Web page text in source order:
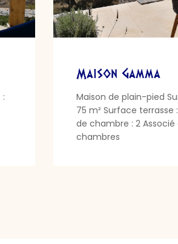
Maison Gamma
Maison de plain-pied
75 m² Surface terrasse
de chambre : 2 Associé
chambres